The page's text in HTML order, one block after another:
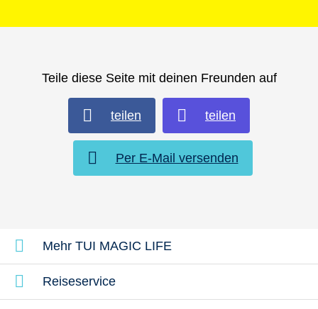
Teile diese Seite mit deinen Freunden auf
teilen teilen
Per E-Mail versenden
Mehr TUI MAGIC LIFE
Reiseservice